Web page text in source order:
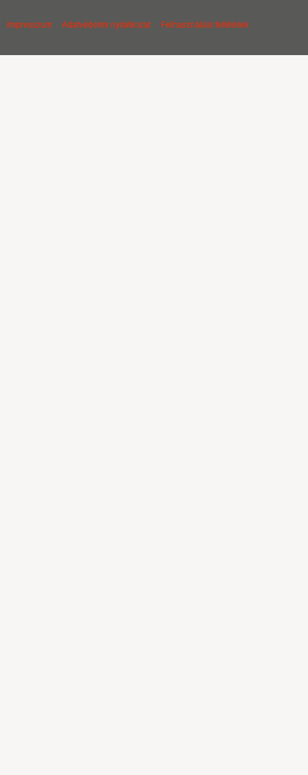
Impresszum Adatvédelmi nyilatkozat Felhasználási feltételek